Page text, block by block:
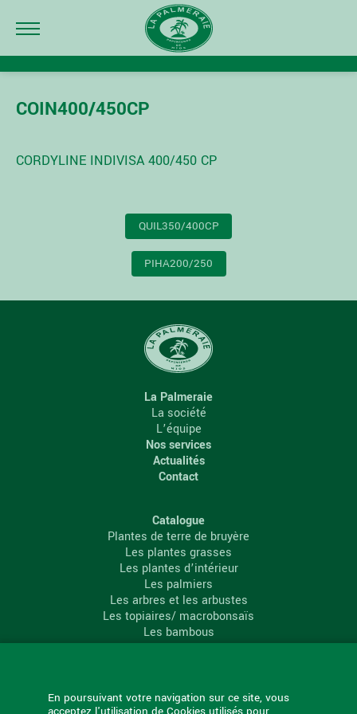
En poursuivant votre navigation sur ce site, vous
COIN400/450CP
CORDYLINE INDIVISA 400/450 CP
QUIL350/400CP
PIHA200/250
La Palmeraie
La société
L’équipe
Nos services
Actualités
Contact
Catalogue
Plantes de terre de bruyère
Les plantes grasses
Les plantes d’intérieur
Les palmiers
Les arbres et les arbustes
Les topiaires/ macrobonsaïs
Les bambous
Les conifères
La Palmeraie